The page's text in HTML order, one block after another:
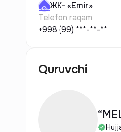
ЖК- «Emir»
Telefon raqam
+998 (99) ***-**-**
Quruvchi